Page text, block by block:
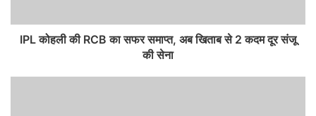
IPL कोहली की RCB का सफर समाप्त, अब खिताब से 2 कदम दूर संजू
की सेना